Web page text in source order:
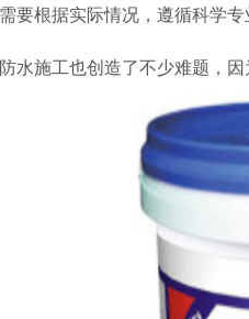
要根据实际情况，遵循科学专
水施工也创造了不少难题